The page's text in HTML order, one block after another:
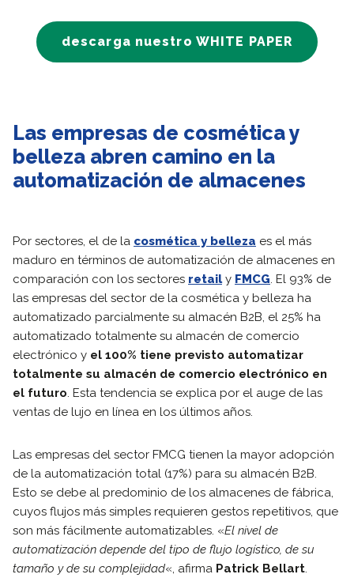
descarga nuestro WHITE PAPER
Las empresas de cosmética y
belleza abren camino en la
automatización de almacenes
Por sectores, el de la cosmética y belleza es el más
maduro en términos de automatización de almacenes en
comparación con los sectores retaily FMCG. El 93% de
las empresas del sector de la cosmética y belleza ha
automatizado parcialmente su almacén B2B, el 25% ha
automatizado totalmente su almacén de comercio
electrónico y el 100% tiene previsto automatizar
totalmente su almacén de comercio electrónico en
el futuro. Esta tendencia se explica por el auge de las
ventas de lujo en línea en los últimos años.
Las empresas del sector FMCG tienen la mayor adopción
de la automatización total (17%) para su almacén B2B.
Esto se debe al predominio de los almacenes de fábrica,
cuyos flujos más simples requieren gestos repetitivos, que
son más fácilmente automatizables. «El nivel de
automatización depende del tipo de flujo logístico, de su
tamaño y de su complejidad«, afirma Patrick Bellart.